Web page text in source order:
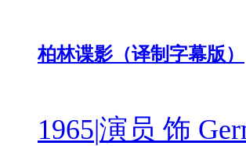
柏林谍影（译制字幕版）
1965|演员 饰